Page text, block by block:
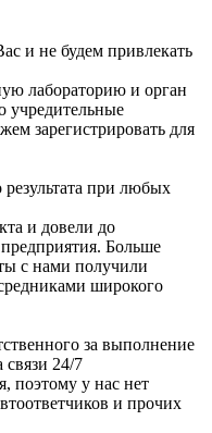
и не будем привлекать
лабораторию и орган
учредительные
зарегистрировать для
при любых
и довели до
предприятия. Больше
с нами получили
широкого
за выполнение
24/7
поэтому у нас нет
и прочих